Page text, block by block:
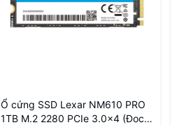
Ổ cứng SSD Lexar NM610 PRO
1TB M.2 2280 PCIe 3.0x4 (Đoc